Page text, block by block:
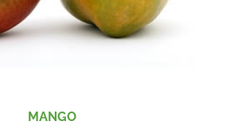
MANGO